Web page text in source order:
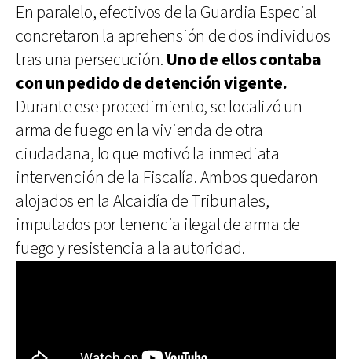
En paralelo, efectivos de la Guardia Especial
concretaron la aprehensión de dos individuos
tras una persecución. Uno de ellos contaba
con un pedido de detención vigente.
Durante ese procedimiento, se localizó un
arma de fuego en la vivienda de otra
ciudadana, lo que motivó la inmediata
intervención de la Fiscalía. Ambos quedaron
alojados en la Alcaidía de Tribunales,
imputados por tenencia ilegal de arma de
fuego y resistencia a la autoridad.